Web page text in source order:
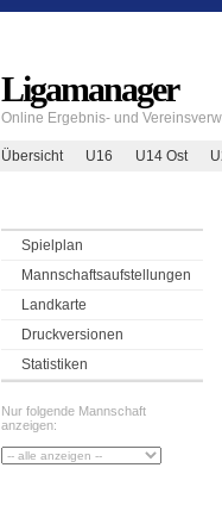
Ligamanager
Online Ergebnis- und
Übersicht U16 U14 Ost
Spielplan
Mannschaftsaufstellungen
Landkarte
Druckversionen
Statistiken
Nur folgende Mannschaft
anzeigen: